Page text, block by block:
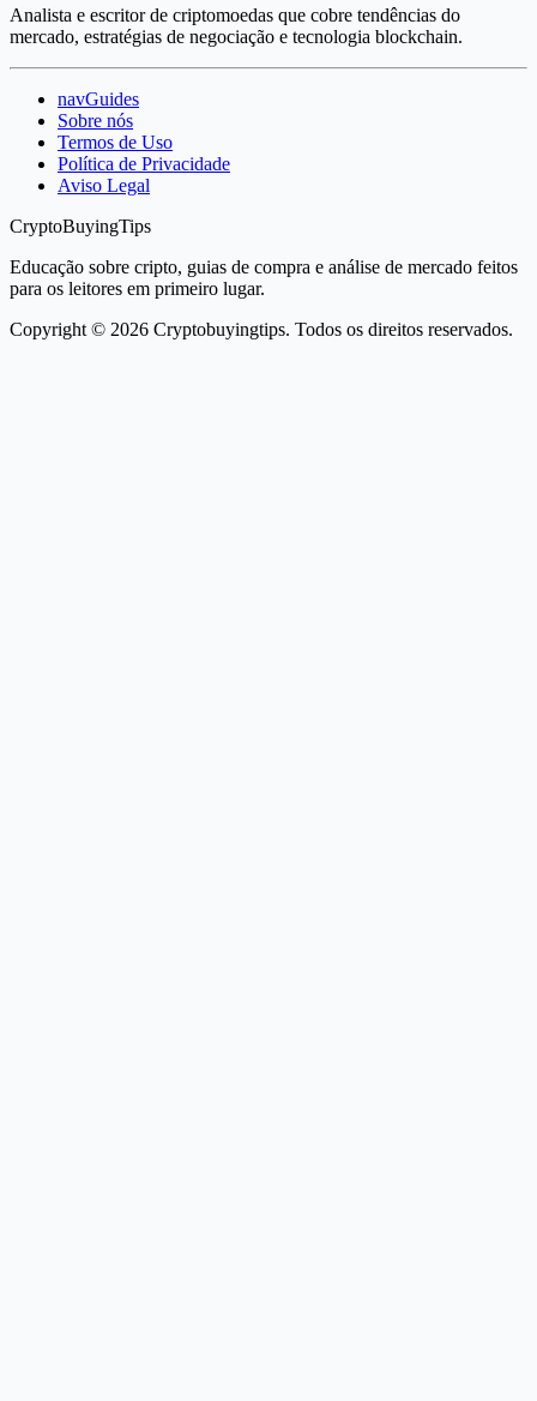
Analista e escritor de criptomoedas que cobre tendências do
mercado, estratégias de negociação e tecnologia blockchain.
navGuides
Sobre nós
Termos de Uso
Política de Privacidade
Aviso Legal
CryptoBuyingTips
Educação sobre cripto, guias de compra e análise de mercado feitos
para os leitores em primeiro lugar.
Copyright © 2026 Cryptobuyingtips. Todos os direitos reservados.